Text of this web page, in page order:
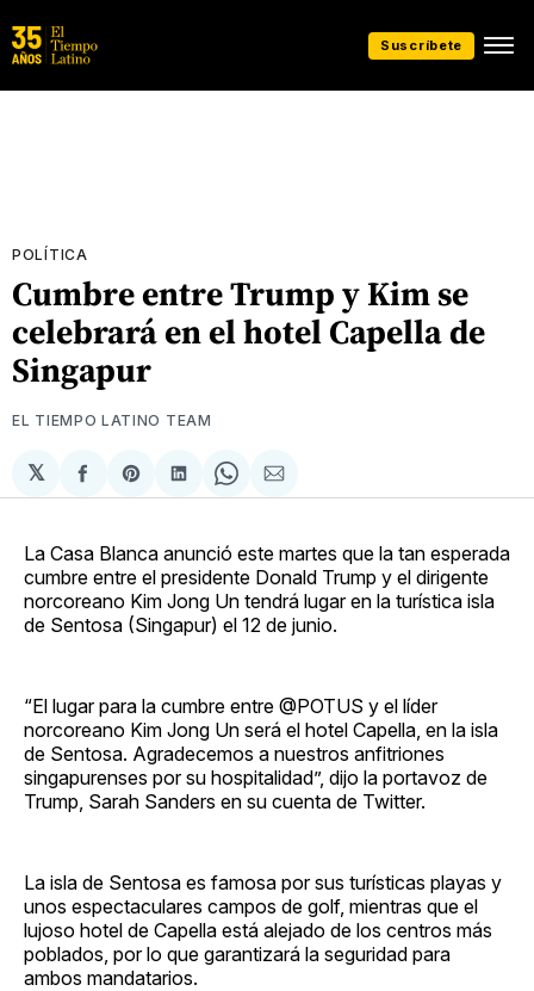
Suscríbete
POLÍTICA
Cumbre entre Trump y Kim se
celebrará en el hotel Capella de
Singapur
EL TIEMPO LATINO TEAM
𝕏
Compartir
en
Share
on
Compartir
en
Share
on
Compartir
via
La Casa Blanca anunció este martes que la tan esperada
cumbre entre el presidente Donald Trump y el dirigente
norcoreano Kim Jong Un tendrá lugar en la turística isla
de Sentosa (Singapur) el 12 de junio.
“El lugar para la cumbre entre @POTUS y el líder
norcoreano Kim Jong Un será el hotel Capella, en la isla
de Sentosa. Agradecemos a nuestros anfitriones
singapurenses por su hospitalidad”, dijo la portavoz de
Trump, Sarah Sanders en su cuenta de Twitter.
La isla de Sentosa es famosa por sus turísticas playas y
unos espectaculares campos de golf, mientras que el
lujoso hotel de Capella está alejado de los centros más
poblados, por lo que garantizará la seguridad para
ambos mandatarios.